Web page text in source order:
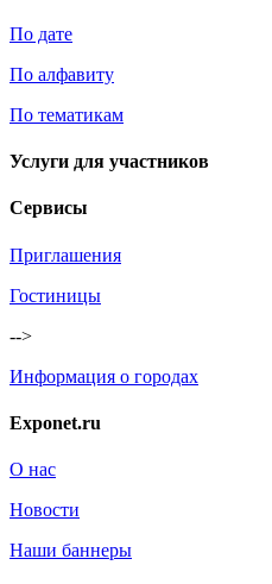
По дате
По алфавиту
По тематикам
Услуги для участников
Сервисы
Приглашения
Гостиницы
-->
Информация о городах
Exponet.ru
О нас
Новости
Наши баннеры